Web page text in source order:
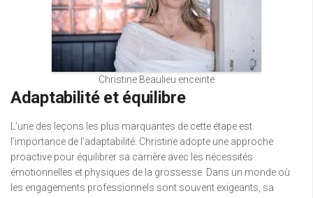
Christine Beaulieu enceinte
Adaptabilité et équilibre
L’une des leçons les plus marquantes de cette étape est
l’importance de l’adaptabilité. Christine adopte une approche
proactive pour équilibrer sa carrière avec les nécessités
émotionnelles et physiques de la grossesse. Dans un monde où
les engagements professionnels sont souvent exigeants, sa